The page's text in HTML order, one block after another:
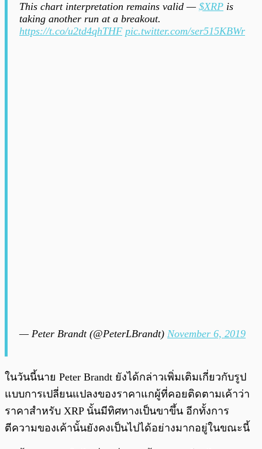
This chart interpretation remains valid — $XRP is
taking another run at a breakout.
https://t.co/u2td4qhTHF pic.twitter.com/ser515KBWr
— Peter Brandt (@PeterLBrandt) November 6, 2019
ในวันนี้นาย Peter Brandt ยังได้กล่าวเพิ่มเติมเกี่ยวกับรูป
แบบการเปลี่ยนแปลงของราคาแกผู้ที่คอยติดตามเค้าว่า
ราคาสำหรับ XRP นั้นมีทิศทางเป็นขาขึ้น อีกทั้งการ
ตีความของเค้านั้นยังคงเป็นไปได้อย่างมากอยู่ในขณะนี้